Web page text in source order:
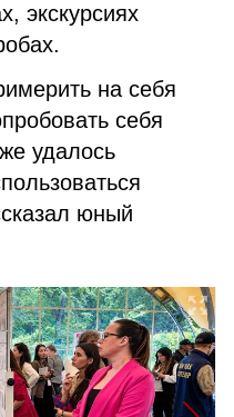
экскурсиях
на себя
себя
удалось
юный